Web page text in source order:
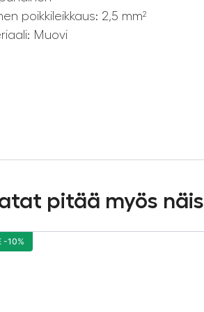
poikkileikkaus: 2,5 mm²
Muovi
pitää myös
-10%